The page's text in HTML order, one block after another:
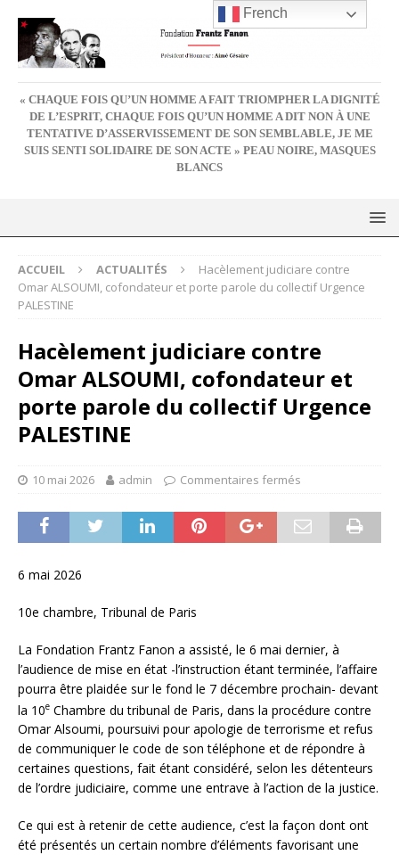
« CHAQUE FOIS QU’UN HOMME A FAIT TRIOMPHER LA DIGNITÉ
DE L’ESPRIT, CHAQUE FOIS QU’UN HOMME A DIT NON À UNE
TENTATIVE D’ASSERVISSEMENT DE SON SEMBLABLE, JE ME
SUIS SENTI SOLIDAIRE DE SON ACTE » PEAU NOIRE, MASQUES
BLANCS
ACCUEIL ACTUALITÉS
Hacèlement judiciare contre
Omar ALSOUMI, cofondateur et porte parole du collectif Urgence
PALESTINE
Hacèlement judiciare contre
Omar ALSOUMI, cofondateur et
porte parole du collectif Urgence
PALESTINE
10 mai 2026 admin Commentaires fermés
6 mai 2026
10e chambre, Tribunal de Paris
La Fondation Frantz Fanon a assisté, le 6 mai dernier, à
l’audience de mise en état -l’instruction étant terminée, l’affaire
pourra être plaidée sur le fond le 7 décembre prochain- devant
la 10e Chambre du tribunal de Paris, dans la procédure contre
Omar Alsoumi, poursuivi pour apologie de terrorisme et refus
de communiquer le code de son téléphone et de répondre à
certaines questions, fait étant considéré, selon les détenteurs
de l’ordre judiciaire, comme une entrave à l’action de la justice.
Ce qui est à retenir de cette audience, c’est la façon dont ont
été présentés un certain nombre d’éléments favorisant une
French